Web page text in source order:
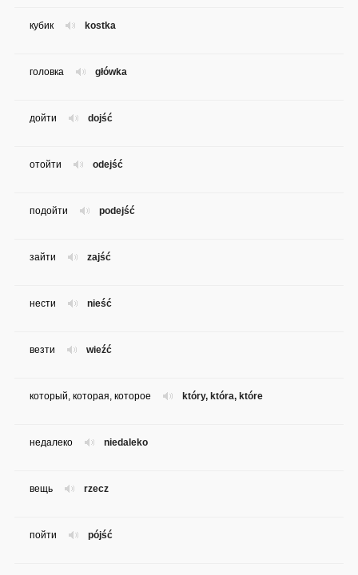
kostka
кубик
główka
головка
dojść
дойти
odejść
отойти
podejść
подойти
zajść
зайти
nieść
нести
wieźć
везти
który, która, które
который, которая, которое
niedaleko
недалеко
rzecz
вещь
pójść
пойти